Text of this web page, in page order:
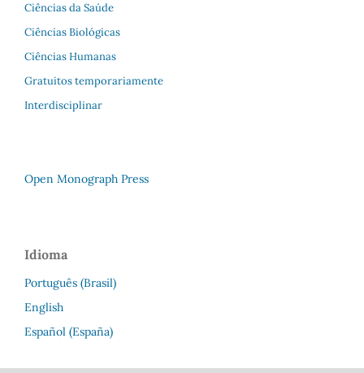
Ciências da Saúde
Ciências Biológicas
Ciências Humanas
Gratuitos temporariamente
Interdisciplinar
Open Monograph Press
Idioma
Português (Brasil)
English
Español (España)